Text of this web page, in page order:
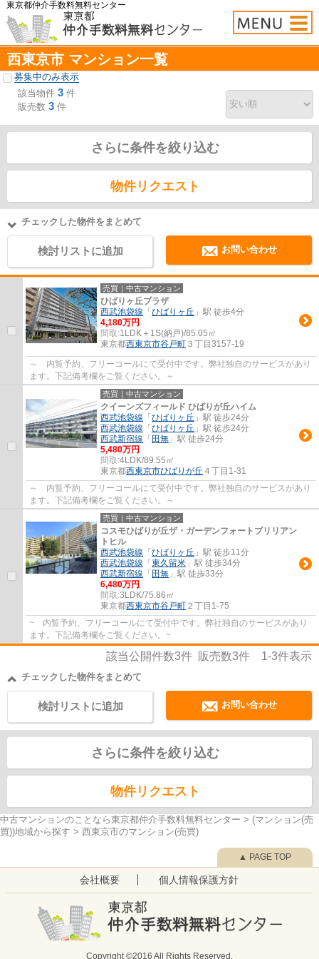
東京都仲介手数料無料センター
西東京市 マンション一覧
募集中のみ表示
該当物件 3 件
販売数 3 件
さらに条件を絞り込む
物件リクエスト
チェックした物件をまとめて
検討リストに追加 お問い合わせ
売買｜中古マンション
ひばりヶ丘プラザ
西武池袋線 「 ひばりヶ丘 」駅 徒歩4分
4,180万円
間取:1LDK＋1S(納戸)/85.05㎡
東京都西東京市谷戸町 ３丁目3157-19
～ 内覧予約、フリーコールにて受付中です。弊社独自のサービスがあり
ます。下記備考欄をご覧ください。～
売買｜中古マンション
クイーンズフィールド ひばりが丘ハイム
西武池袋線 「 ひばりヶ丘 」駅 徒歩24分
西武池袋線 「 ひばりヶ丘 」駅 徒歩24分
西武新宿線 「 田無 」駅 徒歩24分
5,480万円
間取:4LDK/89.55㎡
東京都西東京市ひばりが丘 ４丁目1-31
～ 内覧予約、フリーコールにて受付中です。弊社独自のサービスがあり
ます。下記備考欄をご覧ください。～
売買｜中古マンション
コスモひばりが丘ザ・ガーデンフォートブリリアン
トヒル
西武池袋線 「 ひばりヶ丘 」駅 徒歩11分
西武池袋線 「 東久留米 」駅 徒歩34分
西武新宿線 「 田無 」駅 徒歩33分
6,480万円
間取:3LDK/75.86㎡
東京都西東京市谷戸町 ２丁目1-75
~ 内覧予約、フリーコールにて受付中です。弊社独自のサービスがあり
ます。下記備考欄をご覧ください。~
該当公開件数3件 販売数3件 1-3件表示
チェックした物件をまとめて
お問い合わせ
検討リストに追加
さらに条件を絞り込む
物件リクエスト
中古マンションのことなら東京都仲介手数料無料センター > (マンション(売
買))地域から探す > 西東京市のマンション(売買)
会社概要 個人情報保護方針
Copyright ©2016 All Rights Reserved.
▲ PAGE TOP